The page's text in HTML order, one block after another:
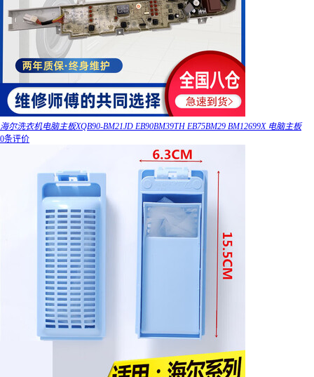
海尔洗衣机电脑主板XQB90-BM21JD EB90BM39TH EB75BM29 BM12699X 电脑主板
0条评价